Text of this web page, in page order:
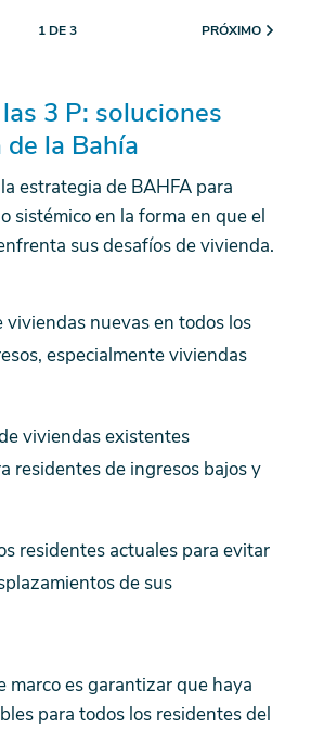
1 DE 3 PRÓXIMO
3 P: soluciones
la Bahía
estrategia de BAHFA para
sistémico en la forma en que el
sus desafíos de vivienda.
viviendas nuevas en todos los
especialmente viviendas
viviendas existentes
residentes de ingresos bajos y
residentes actuales para evitar
de sus
marco es garantizar que haya
para todos los residentes del